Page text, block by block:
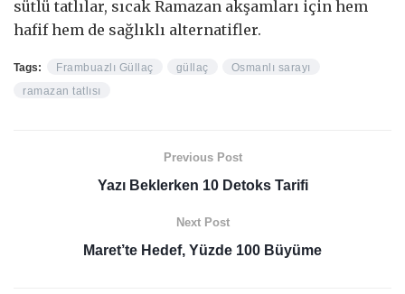
sütlü tatlılar, sıcak Ramazan akşamları için hem
hafif hem de sağlıklı alternatifler.
Tags: Frambuazlı Güllaç güllaç
Osmanlı sarayı
ramazan tatlısı
Previous Post
Yazı Beklerken 10 Detoks Tarifi
Next Post
Maret’te Hedef, Yüzde 100 Büyüme